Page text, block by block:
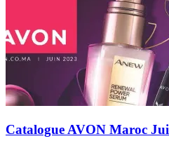
Catalogue AVON Maroc